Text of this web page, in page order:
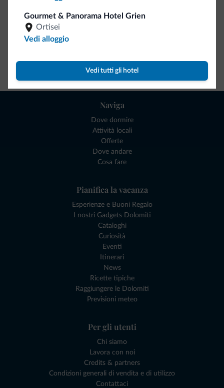
Gourmet & Panorama Hotel Grien
Ortisei
Vedi alloggio
Vedi tutti gli hotel
Naviga
Dove dormire
Attività locali
Offerte
Dove andare
Cosa fare
Pianifica la vacanza
Esperienze e Buoni Regalo
I nostri Gadgets Dolomiti
Cataloghi
Curiosità
Eventi
Itinerari
News
Ricette tipiche
Raggiungere le Dolomiti
Previsioni meteo
Per gli utenti
Chi siamo
Lavora con noi
Credits & partners
Condizioni generali di vendita e di utilizzo
Contattaci